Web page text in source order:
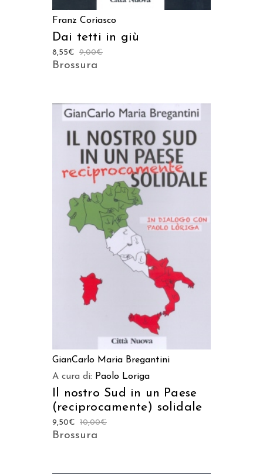
Franz Coriasco
Dai tetti in giù
9,00€
8,55€
Brossura
AGGIUNGI AL CARRELLO
GianCarlo Maria Bregantini
A cura di: Paolo Loriga
Il nostro Sud in un Paese
(reciprocamente) solidale
10,00€
9,50€
Brossura